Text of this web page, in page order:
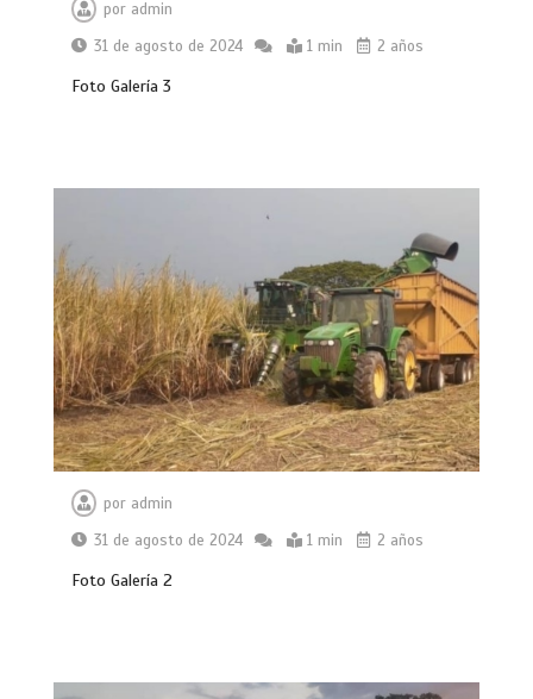
por admin
31 de agosto de 2024
1 min 2 años
Foto Galería 3
por admin
31 de agosto de 2024
1 min 2 años
Foto Galería 2